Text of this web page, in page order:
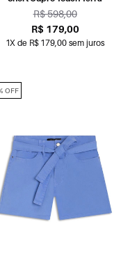
R$ 598,00
R$ 179,00
1X de R$ 179,00 sem juros
OFF